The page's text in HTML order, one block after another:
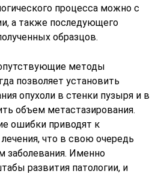
процесса можно с
а также последующего
образцов.
методы
позволяет установить
опухоли в стенки пузыря и в
объем метастазирования.
ошибки приводят к
что в свою очередь
заболевания. Именно
развития патологии, и